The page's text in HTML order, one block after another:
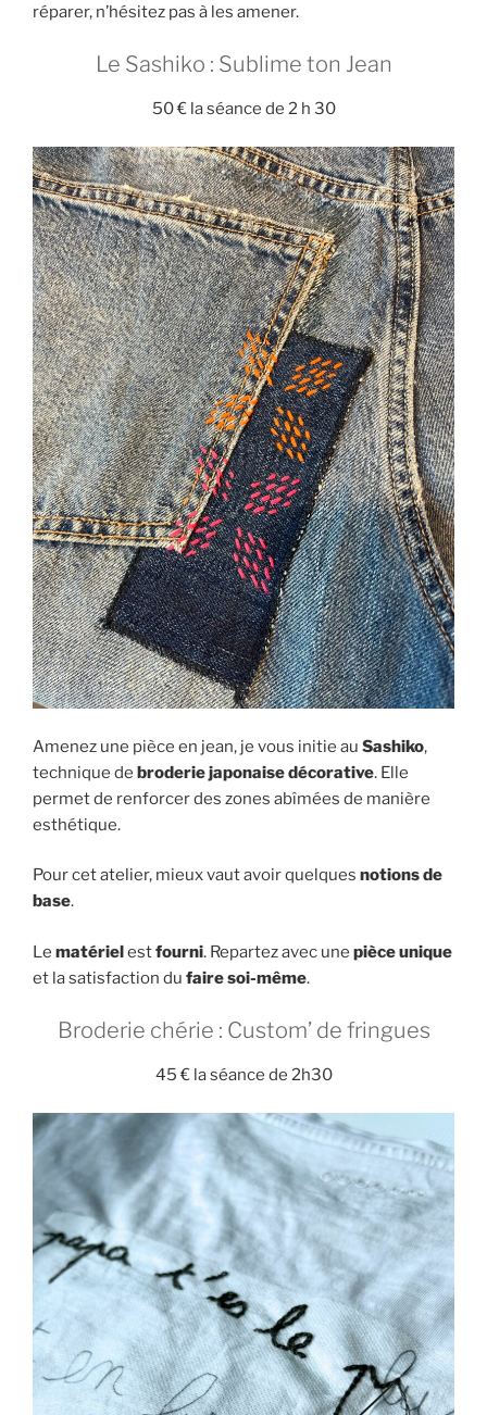
réparer, n’hésitez pas à les amener.
Le Sashiko : Sublime ton Jean
50 € la séance de 2 h 30
Amenez une pièce en jean, je vous initie au Sashiko,
technique de broderie japonaise décorative. Elle
permet de renforcer des zones abîmées de manière
esthétique.
Pour cet atelier, mieux vaut avoir quelques notions de
base.
Le matérielestfourni. Repartez avec une pièce unique
et la satisfaction du faire soi-même.
Broderie chérie : Custom’ de fringues
45 € la séance de 2h30